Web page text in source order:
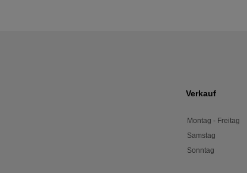
Verkauf
Montag - Freitag
Samstag
Sonntag